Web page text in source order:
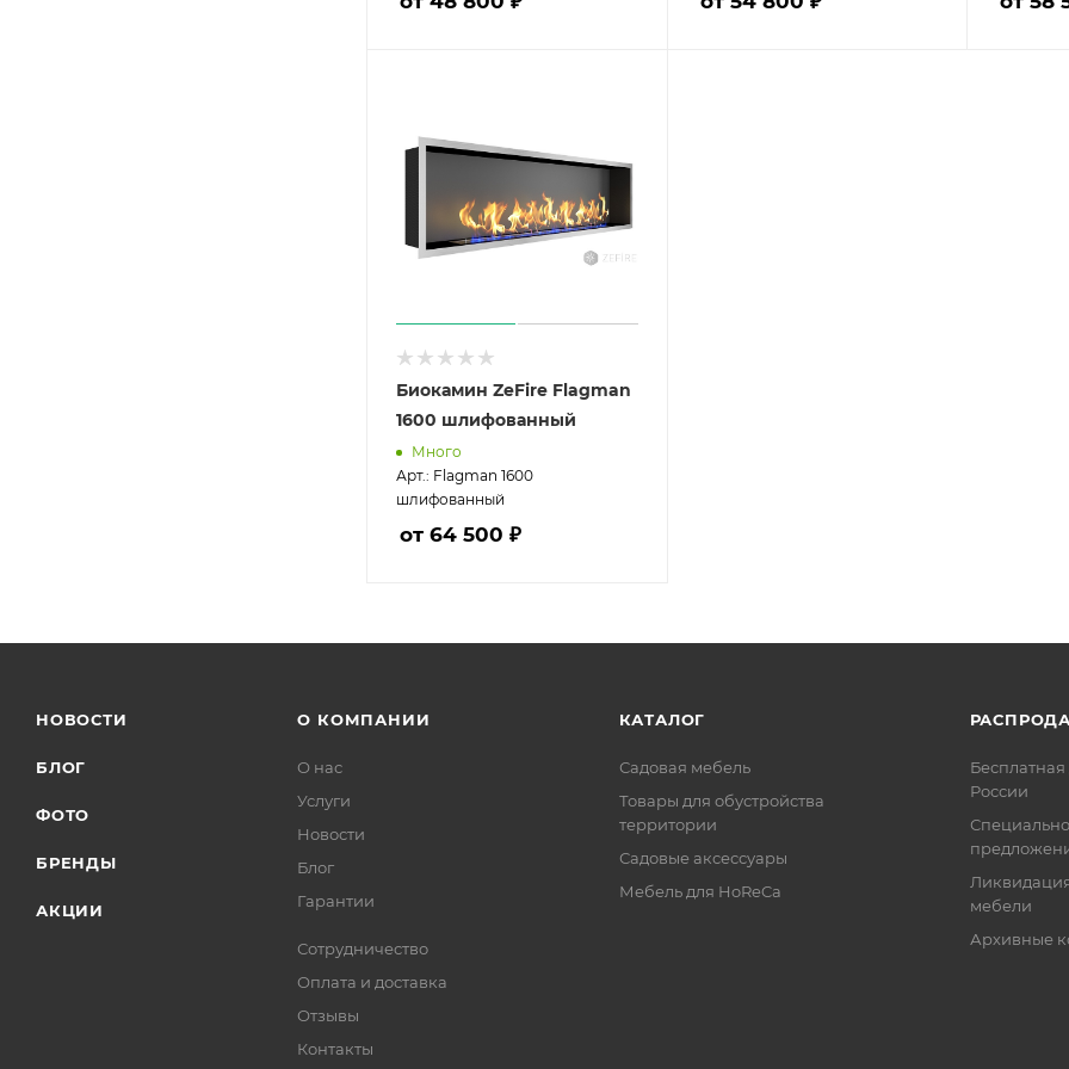
Биокамин ZeFire Flagman
1600 шлифованный
Много
Арт.: Flagman 1600
шлифованный
от 64 500 ₽
НОВОСТИ
БЛОГ
ФОТО
БРЕНДЫ
АКЦИИ
О КОМПАНИИ
О нас
Услуги
Новости
Блог
Гарантии
Сотрудничество
Оплата и доставка
Отзывы
Контакты
КАТАЛОГ
Садовая мебель
Товары для обустройства
территории
Садовые аксессуары
Мебель для HoReCa
Бесплатная
России
мебели
Архивные